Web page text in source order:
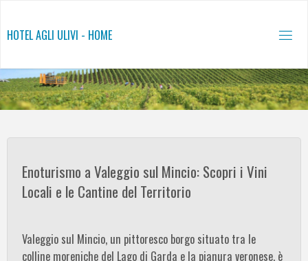
contenuto
HOTEL AGLI ULIVI - HOME
Enoturismo a Valeggio sul Mincio: Scopri i Vini
Locali e le Cantine del Territorio
Valeggio sul Mincio, un pittoresco borgo situato tra le
colline moreniche del Lago di Garda e la pianura veronese, è